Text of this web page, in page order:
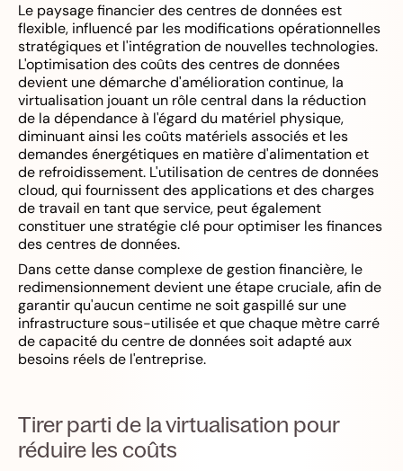
Le paysage financier des centres de données est
flexible, influencé par les modifications opérationnelles
stratégiques et l'intégration de nouvelles technologies.
L'optimisation des coûts des centres de données
devient une démarche d'amélioration continue, la
virtualisation jouant un rôle central dans la réduction
de la dépendance à l'égard du matériel physique,
diminuant ainsi les coûts matériels associés et les
demandes énergétiques en matière d'alimentation et
de refroidissement. L'utilisation de centres de données
cloud, qui fournissent des applications et des charges
de travail en tant que service, peut également
constituer une stratégie clé pour optimiser les finances
des centres de données.
Dans cette danse complexe de gestion financière, le
redimensionnement devient une étape cruciale, afin de
garantir qu'aucun centime ne soit gaspillé sur une
infrastructure sous-utilisée et que chaque mètre carré
de capacité du centre de données soit adapté aux
besoins réels de l'entreprise.
Tirer parti de la virtualisation pour
réduire les coûts